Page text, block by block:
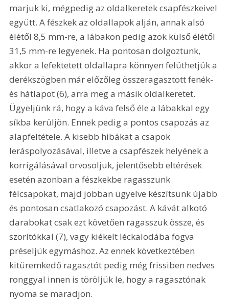
marjuk ki, mégpedig az oldalkeretek csapfészkeivel
együtt. A fészkek az oldallapok alján, annak alsó
élétől 8,5 mm-re, a lábakon pedig azok külső élétől
31,5 mm-re legyenek. Ha pontosan dolgoztunk,
akkor a lefektetett oldallapra könnyen felüthetjük a
derékszögben már előzőleg összeragasztott fenék-
és hátlapot (6), arra meg a másik oldalkeretet.
Ügyeljünk rá, hogy a káva felső éle a lábakkal egy
síkba kerüljön. Ennek pedig a pontos csapozás az
alapfeltétele. A kisebb hibákat a csapok
leráspolyozásával, illetve a csapfészek helyének a
korrigálásával orvosoljuk, jelentősebb eltérések
esetén azonban a fészkekbe ragasszunk
félcsapokat, majd jobban ügyelve készítsünk újabb
és pontosan csatlakozó csapozást. A kávát alkotó
darabokat csak ezt követően ragasszuk össze, és
szorítókkal (7), vagy kiékelt léckalodába fogva
préseljük egymáshoz. Az ennek következtében
kitüremkedő ragasztót pedig még frissiben nedves
ronggyal innen is töröljük le, hogy a ragasztónak
nyoma se maradjon.